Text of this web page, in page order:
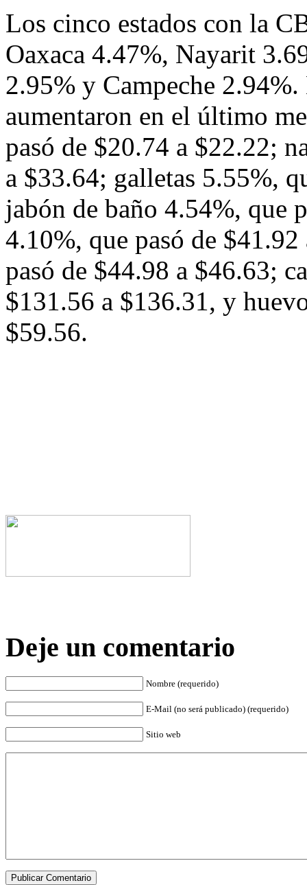
Los cinco estados con la
Oaxaca 4.47%, Nayarit
2.95% y Campeche
aumentaron en el último
pasó de $20.74 a $22.22;
a $33.64; galletas 5.55%,
jabón de baño 4.54%, que
4.10%, que pasó de
pasó de $44.98 a $46.63;
$131.56 a $136.31, y
$59.56.
Deje un comentario
Nombre (requerido)
E-Mail (no será publicado) (requerido)
Sitio web